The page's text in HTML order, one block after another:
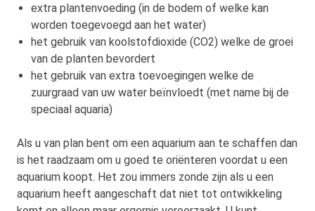
extra plantenvoeding (in de bodem of welke kan
worden toegevoegd aan het water)
het gebruik van koolstofdioxide (CO2) welke de groei
van de planten bevordert
het gebruik van extra toevoegingen welke de
zuurgraad van uw water beïnvloedt (met name bij de
speciaal aquaria)
Als u van plan bent om een aquarium aan te schaffen dan
is het raadzaam om u goed te oriënteren voordat u een
aquarium koopt. Het zou immers zonde zijn als u een
aquarium heeft aangeschaft dat niet tot ontwikkeling